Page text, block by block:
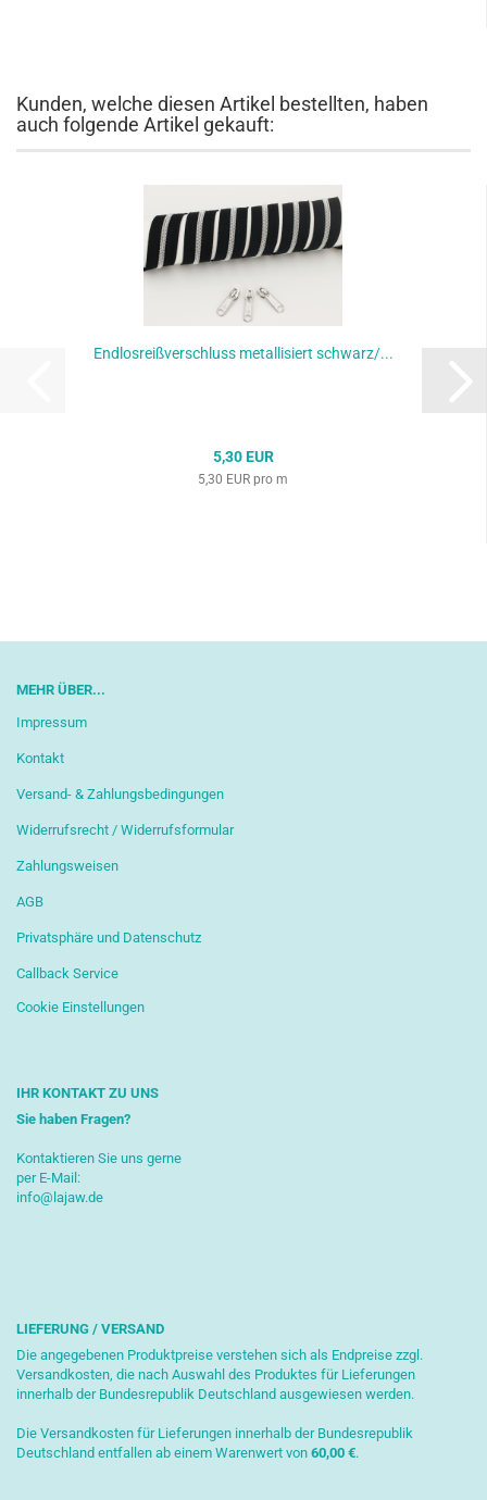
Kunden, welche diesen Artikel bestellten, haben
auch folgende Artikel gekauft:
Endlosreißverschluss metallisiert schwarz/...
5,30 EUR
5,30 EUR pro m
MEHR ÜBER...
Impressum
Kontakt
Versand- & Zahlungsbedingungen
Widerrufsrecht / Widerrufsformular
Zahlungsweisen
AGB
Privatsphäre und Datenschutz
Callback Service
Cookie Einstellungen
IHR KONTAKT ZU UNS
Sie haben Fragen?
Kontaktieren Sie uns gerne
per E-Mail:
info@lajaw.de
LIEFERUNG / VERSAND
Die angegebenen Produktpreise verstehen sich als Endpreise zzgl.
Versandkosten, die nach Auswahl des Produktes für Lieferungen
innerhalb der Bundesrepublik Deutschland ausgewiesen werden.
Die Versandkosten für Lieferungen innerhalb der Bundesrepublik
Deutschland entfallen ab einem Warenwert von 60,00 €.